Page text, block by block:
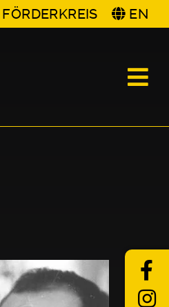
FÖRDERKREIS EN